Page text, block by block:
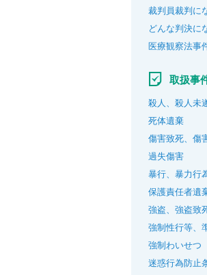
裁判員裁判に
どんな判決に
医療観察法事
取扱事
殺人、殺人未
死体遺棄
傷害致死、傷
過失傷害
暴行、暴力行
保護責任者遺
強盗、強盗致
強制性行等、
強制わいせつ
迷惑行為防止